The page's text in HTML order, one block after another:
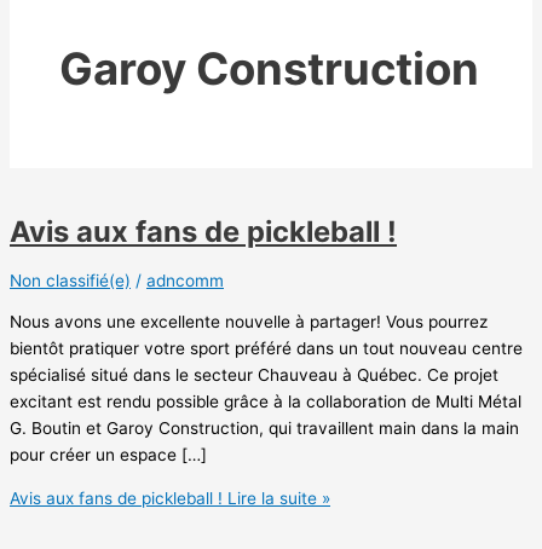
Garoy Construction
Avis aux fans de pickleball !
Non classifié(e) / adncomm
Nous avons une excellente nouvelle à partager! Vous pourrez
bientôt pratiquer votre sport préféré dans un tout nouveau centre
spécialisé situé dans le secteur Chauveau à Québec. Ce projet
excitant est rendu possible grâce à la collaboration de Multi Métal
G. Boutin et Garoy Construction, qui travaillent main dans la main
pour créer un espace […]
Avis aux fans de pickleball ! Lire la suite »